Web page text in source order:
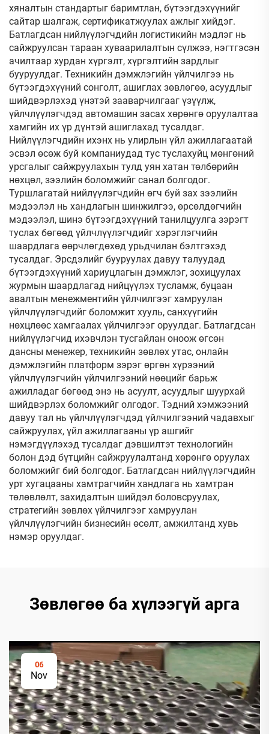
хяналтын стандартыг баримтлан, бүтээгдэхүүнийг
сайтар шалгаж, сертификатжуулах ажлыг хийдэг.
Батлагдсан нийлүүлэгчдийн логистикийн мэдлэг нь
сайжруулсан тараан хуваарилалтын сүлжээ, нэгтгэсэн
ачилтаар хурдан хүргэлт, хүргэлтийн зардлыг
бууруулдаг. Техникийн дэмжлэгийн үйлчилгээ нь
бүтээгдэхүүний сонголт, ашиглах зөвлөгөө, асуудлыг
шийдвэрлэхэд үнэтэй зааварчилгааг үзүүлж,
үйлчлүүлэгчдэд автомашин засах хөрөнгө оруулалтаа
хамгийн их үр дүнтэй ашиглахад тусалдаг.
Нийлүүлэгчдийн ихэнх нь улирлын үйл ажиллагаатай
эсвэл өсөж буй компаниудад тус туслахуйц мөнгөний
урсгалыг сайжруулахын тулд уян хатан төлбөрийн
нөхцөл, зээлийн боломжийг санал болгодог.
Туршлагатай нийлүүлэгчдийн өгч буй зах зээлийн
мэдээлэл нь хандлагын шинжилгээ, өрсөлдөгчийн
мэдээлэл, шинэ бүтээгдэхүүний танилцуулга зэрэгт
туслах бөгөөд үйлчлүүлэгчдийг хэрэглэгчийн
шаардлага өөрчлөгдөхөд урьдчилан бэлтгэхэд
тусалдаг. Эрсдэлийг бууруулах давуу талуудад
бүтээгдэхүүний хариуцлагын дэмжлэг, зохицуулах
журмын шаардлагад нийцүүлэх тусламж, буцаан
авалтын менежментийн үйлчилгээг хамруулан
үйлчлүүлэгчдийг боломжит хууль, санхүүгийн
нөхцлөөс хамгаалах үйлчилгээг оруулдаг. Батлагдсан
нийлүүлэгчид ихэвчлэн тусгайлан оноож өгсөн
дансны менежер, техникийн зөвлөх утас, онлайн
дэмжлэгийн платформ зэрэг өргөн хүрээний
үйлчлүүлэгчийн үйлчилгээний нөөцийг барьж
ажилладаг бөгөөд энэ нь асуулт, асуудлыг шуурхай
шийдвэрлэх боломжийг олгодог. Тэдний хэмжээний
давуу тал нь үйлчлүүлэгчдэд үйлчилгээний чадавхыг
сайжруулах, үйл ажиллагааны үр ашгийг
нэмэгдүүлэхэд тусалдаг дэвшилтэт технологийн
болон дэд бүтцийн сайжруулалтанд хөрөнгө оруулах
боломжийг бий болгодог. Батлагдсан нийлүүлэгчдийн
урт хугацааны хамтрагчийн хандлага нь хамтран
төлөвлөлт, захидалтын шийдэл боловсруулах,
стратегийн зөвлөх үйлчилгээг хамруулан
үйлчлүүлэгчийн бизнесийн өсөлт, амжилтанд хувь
нэмэр оруулдаг.
Зөвлөгөө ба хүлээгүй арга
06
Nov